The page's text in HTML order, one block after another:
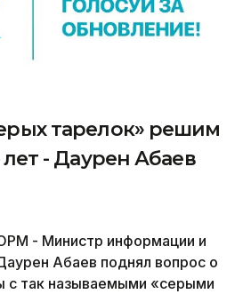
тарелок» решим
- Даурен Абаев
- Министр информации и
Абаев поднял вопрос о
с так называемыми «серыми